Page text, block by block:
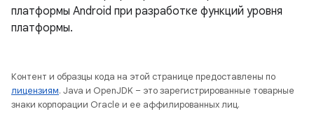
платформы Android при разработке функций уровня
платформы.
Контент и образцы кода на этой странице предоставлены по
лицензиям. Java и OpenJDK – это зарегистрированные товарные
знаки корпорации Oracle и ее аффилированных лиц.